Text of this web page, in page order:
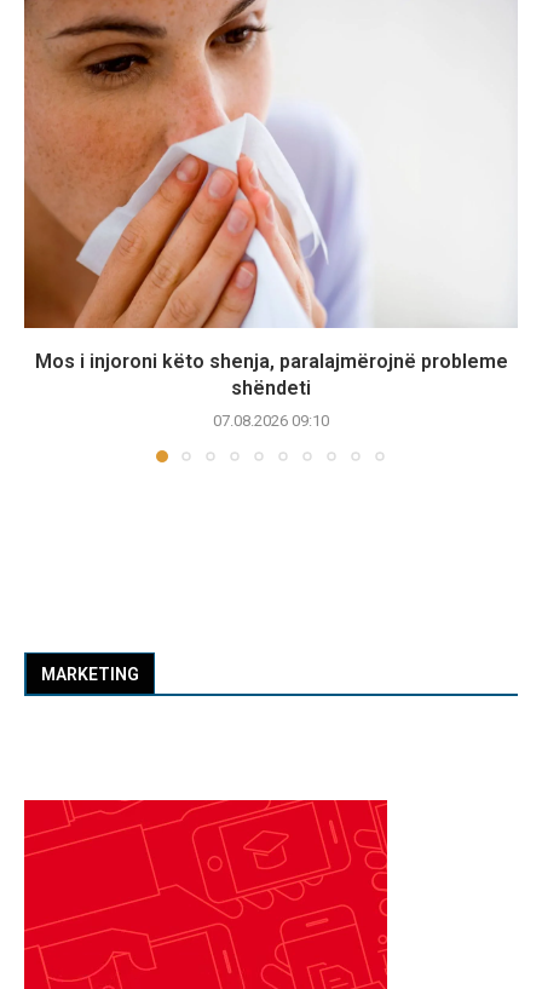
Mos i injoroni këto shenja, paralajmërojnë probleme
shëndeti
07.08.2026 09:10
MARKETING